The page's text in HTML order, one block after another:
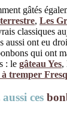
gâtés
, Les
classiques
aussi ont eu
qui ont
: le gâteau Yes,
à tremper
ces